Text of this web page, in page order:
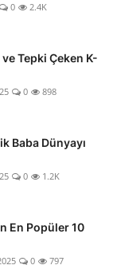
0 2.4K
ve Tepki Çeken K-
0 898
Baba Dünyayı
0 1.2K
En Popüler 10
0 797